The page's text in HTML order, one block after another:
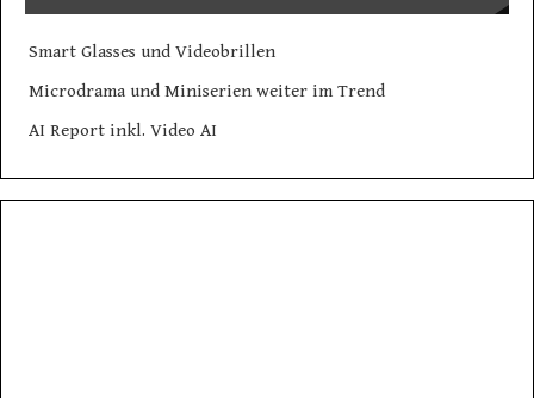
Smart Glasses und Videobrillen
Microdrama und Miniserien weiter im Trend
AI Report inkl. Video AI